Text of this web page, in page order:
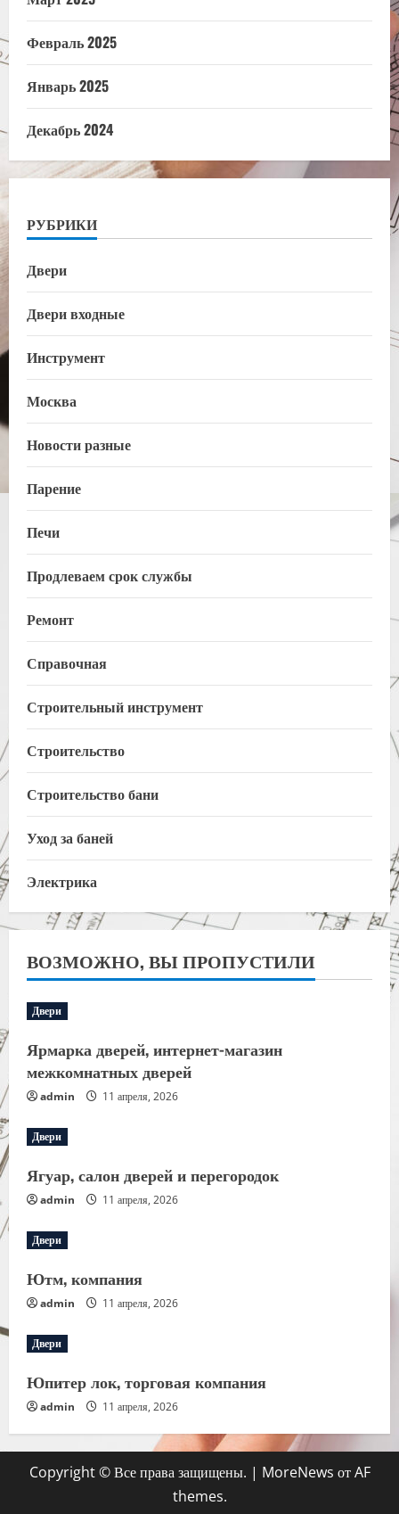
Февраль 2025
Январь 2025
Декабрь 2024
РУБРИКИ
Двери
Двери входные
Инструмент
Москва
Новости разные
Парение
Печи
Продлеваем срок службы
Ремонт
Справочная
Строительный инструмент
Строительство
Строительство бани
Уход за баней
Электрика
ВОЗМОЖНО, ВЫ ПРОПУСТИЛИ
Двери
Ярмарка дверей, интернет-магазин
межкомнатных дверей
admin 11 апреля, 2026
Двери
Ягуар, салон дверей и перегородок
admin 11 апреля, 2026
Двери
Ютм, компания
admin 11 апреля, 2026
Двери
Юпитер лок, торговая компания
admin 11 апреля, 2026
Copyright © Все права защищены. | MoreNews от AF
themes.